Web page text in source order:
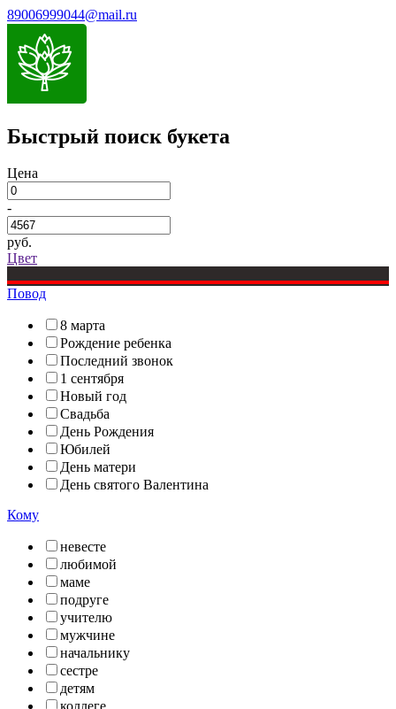
89006999044@mail.ru
Быстрый поиск букета
Цена
-
руб.
Цвет
Повод
8 марта
Рождение ребенка
Последний звонок
1 сентября
Новый год
Свадьба
День Рождения
Юбилей
День матери
День святого Валентина
Кому
невесте
любимой
маме
подруге
учителю
мужчине
начальнику
сестре
детям